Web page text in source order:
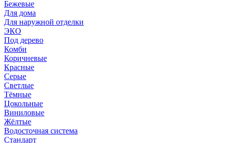
Бежевые
Для дома
Для наружной отделки
ЭКO
Под дерево
Комби
Коричневые
Красные
Серые
Светлые
Тёмные
Цокольные
Виниловые
Жёлтые
Водосточная система
Стандарт